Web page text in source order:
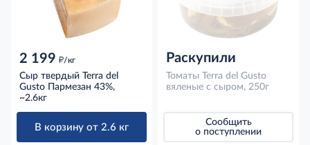
2 199 д/кг
Сыр твердый Terra del
Gusto Пармезан 43%,
~2.6кг
В корзину от 2.6 кг
Раскупили
Томаты Terra del Gusto
вяленые с сыром, 250г
Сообщить
о поступлении